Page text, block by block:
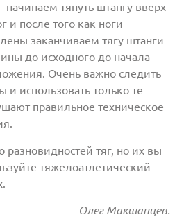
тянуть штангу вверх
и после того как ноги
заканчиваем тягу штанги
до исходного до начала
Очень важно следить
и использовать только те
правильное техническое
разновидностей тяг, но их вы
тяжелоатлетический
Олег Макшанцев.